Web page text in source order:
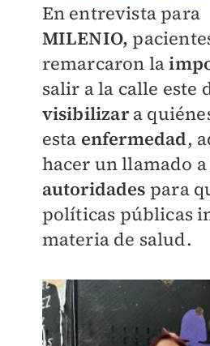
En entrevista para
MILENIO,
remarcaron la
salir a la calle este
visibilizara
esta enfermedad,
hacer un llamado
autoridades para
políticas públicas
materia de salud.